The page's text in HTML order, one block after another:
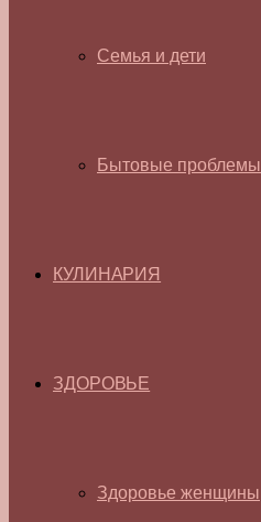
Семья и дети
Бытовые проблемы
КУЛИНАРИЯ
ЗДОРОВЬЕ
Здоровье женщины